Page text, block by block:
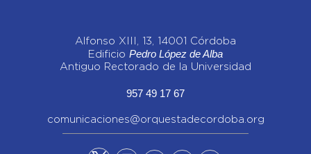
Alfonso XIII, 13, 14001 Córdoba
Edificio Pedro López de Alba
Antiguo Rectorado de la Universidad
957 49 17 67
comunicaciones@orquestadecordoba.org